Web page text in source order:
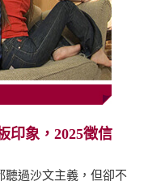
印象，2025徵信
聽過沙文主義，但卻不